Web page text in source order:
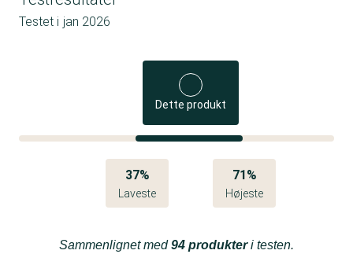
Testet i jan 2026
Dette produkt
37%
Laveste
71%
Højeste
Sammenlignet med94 produkteri testen.